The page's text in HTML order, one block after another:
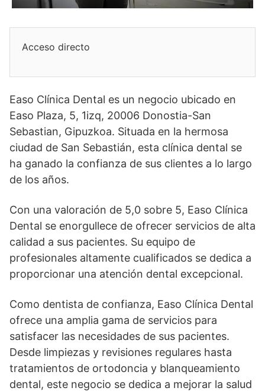
Acceso directo
Easo Clínica Dental es un negocio ubicado en
Easo Plaza, 5, 1izq, 20006 Donostia-San
Sebastian, Gipuzkoa. Situada en la hermosa
ciudad de San Sebastián, esta clínica dental se
ha ganado la confianza de sus clientes a lo largo
de los años.
Con una valoración de 5,0 sobre 5, Easo Clínica
Dental se enorgullece de ofrecer servicios de alta
calidad a sus pacientes. Su equipo de
profesionales altamente cualificados se dedica a
proporcionar una atención dental excepcional.
Como dentista de confianza, Easo Clínica Dental
ofrece una amplia gama de servicios para
satisfacer las necesidades de sus pacientes.
Desde limpiezas y revisiones regulares hasta
tratamientos de ortodoncia y blanqueamiento
dental, este negocio se dedica a mejorar la salud